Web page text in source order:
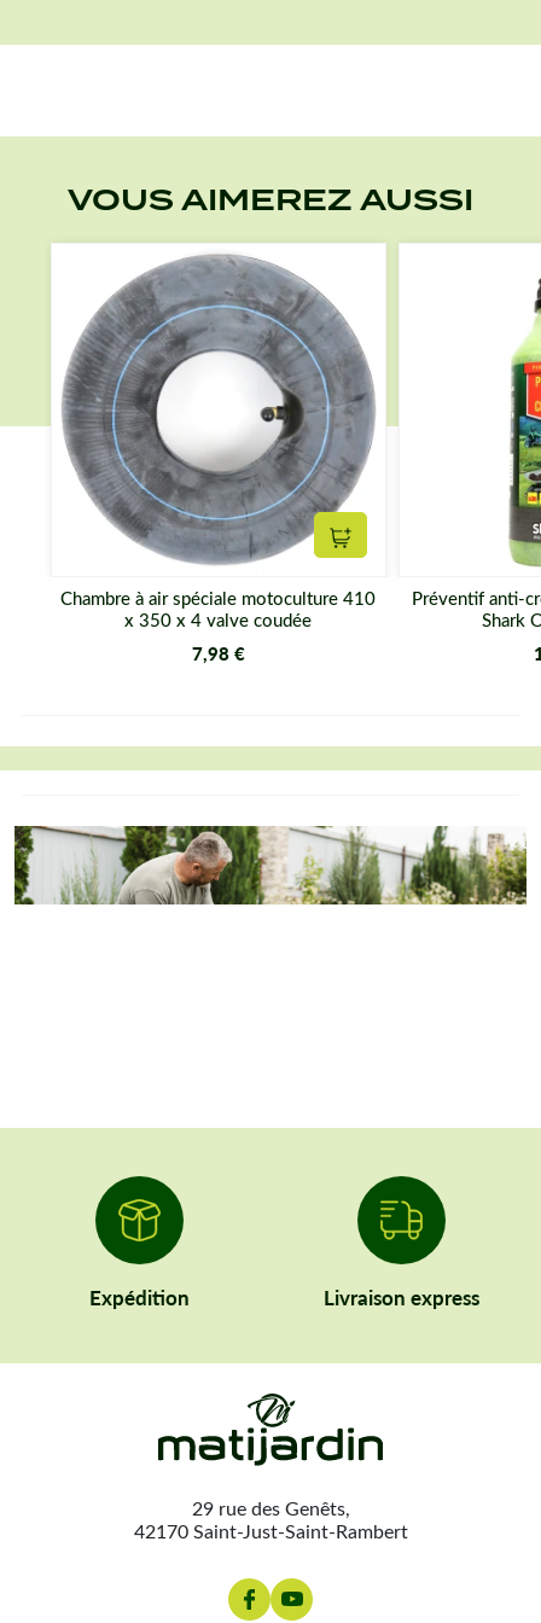
VOUS AIMEREZ AUSSI
Ajouter au panier
Chambre à air spéciale motoculture 410
x 350 x 4 valve coudée
7,98 €
Préventif anti-
Shark
Expédition Livraison express
29 rue des Genêts,
42170 Saint-Just-Saint-Rambert